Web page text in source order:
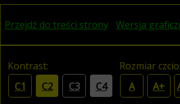
Przejdź do treści strony Wersja
Kontrast:
C1
C2 C3 C4
Rozmiar
A
A+